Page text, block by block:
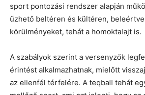
sport pontozási rendszer alapján
űzhető beltéren és kültéren,
körülményeket, tehát a homoktalajt is.
A szabályok szerint a versenyzők
érintést alkalmazhatnak, mielőtt
az ellenfél térfelére. A teqball tehát